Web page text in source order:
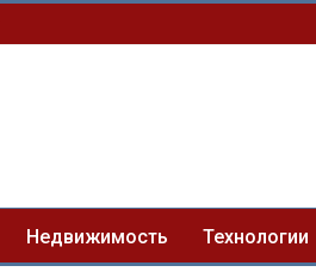
Недвижимость Технологии